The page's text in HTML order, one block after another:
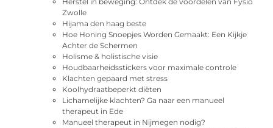
Zwolle
Hijama den haag beste
Hoe Honing Snoepjes Worden Gemaakt: Een Kijkje
Achter de Schermen
Holisme & holistische visie
Houdbaarheidsstickers voor maximale controle
Klachten gepaard met stress
Koolhydraatbeperkt diëten
Lichamelijke klachten? Ga naar een manueel
therapeut in Ede
Manueel therapeut in Nijmegen nodig?